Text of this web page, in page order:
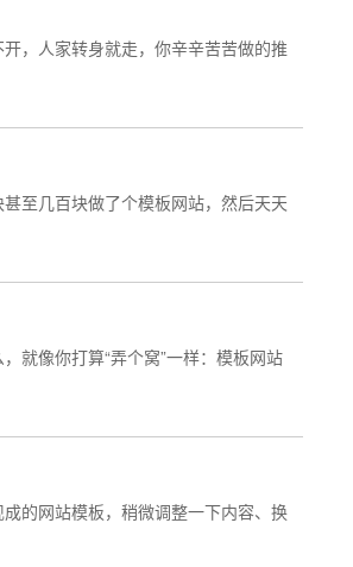
，人家转身就走，你辛辛苦苦做的推
至几百块做了个模板网站，然后天天
就像你打算“弄个窝”一样：模板网站
的网站模板，稍微调整一下内容、换